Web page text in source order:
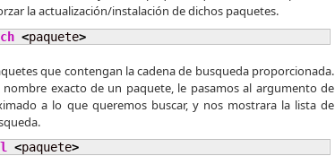
la actualización/instalación de dichos paquetes.
<paquete>
que contengan la cadena de busqueda proporcionada.
exacto de un paquete, le pasamos al argumento de
a lo que queremos buscar, y nos mostrara la lista de
<paquete>